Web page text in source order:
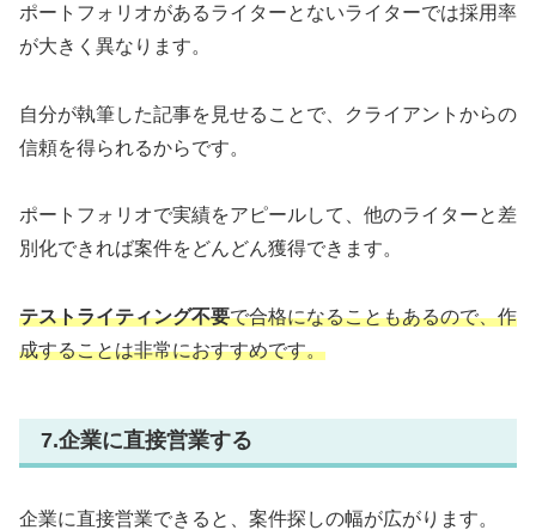
ポートフォリオがあるライターとないライターでは採用率
が大きく異なります。
自分が執筆した記事を見せることで、クライアントからの
信頼を得られるからです。
ポートフォリオで実績をアピールして、他のライターと差
別化できれば案件をどんどん獲得できます。
テストライティング不要で合格になることもあるので、作
成することは非常におすすめです。
7.企業に直接営業する
企業に直接営業できると、案件探しの幅が広がります。